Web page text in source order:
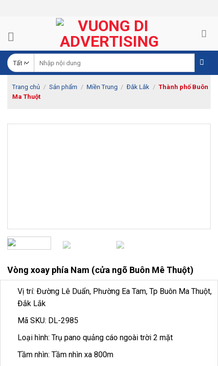
content
Trang chủ / Sản phẩm / Miền Trung / Đắk Lắk / Thành phố Buôn
Ma Thuột
Vòng xoay phía Nam (cửa ngõ Buôn Mê Thuột)
Vị trí: Đường Lê Duẩn, Phường Ea Tam, Tp Buôn Ma Thuột,
Đắk Lắk
Mã SKU: DL-2985
Loại hình: Trụ pano quảng cáo ngoài trời 2 mặt
Tầm nhìn: Tầm nhìn xa 800m